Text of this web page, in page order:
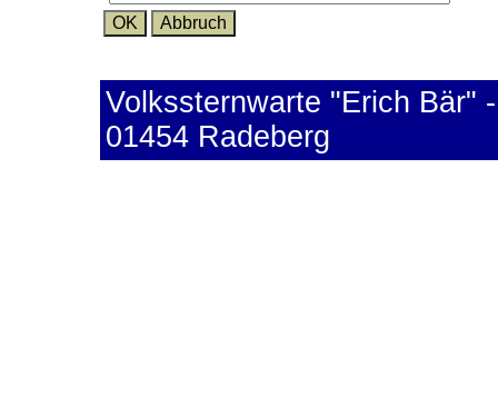
Volkssternwarte "Erich Bär"
01454 Radeberg